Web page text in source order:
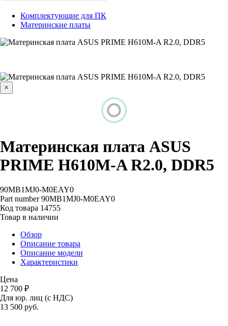
Комплектующие для ПК
Материнские платы
×
Материнская плата ASUS
PRIME H610M-A R2.0, DDR5
90MB1MJ0-M0EAY0
Part number 90MB1MJ0-M0EAY0
Код товара 14755
Товар в наличии
Обзор
Описание товара
Описание модели
Характеристики
Цена
12 700 ₽
Для юр. лиц (с НДС)
13 500 руб.